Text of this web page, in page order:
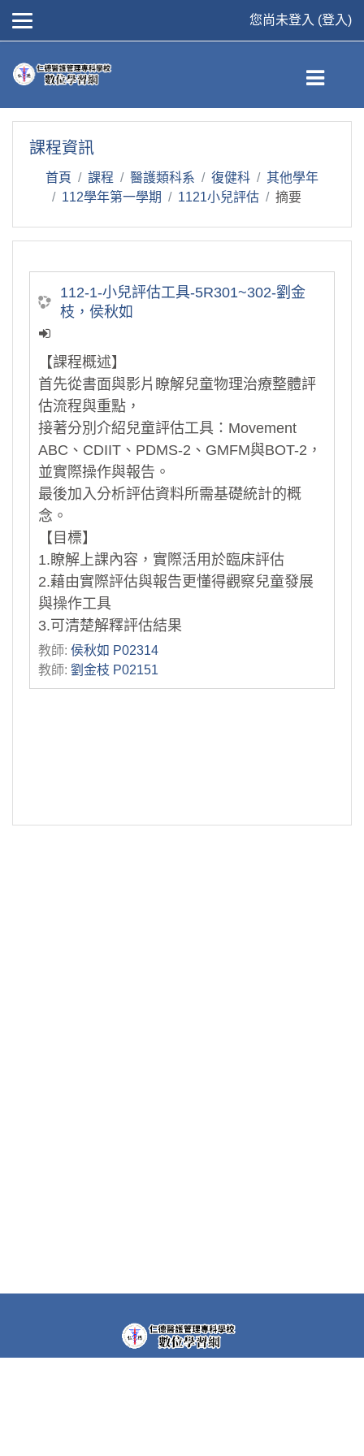
您尚未登入 (登入)
課程資訊
首頁 課程 醫護類科系 復健科
其他學年
112學年第一學期
1121小兒評估 摘要
112-1-小兒評估工具-5R301~302-劉金
枝，侯秋如
【課程概述】
首先從書面與影片瞭解兒童物理治療整體評
估流程與重點，
接著分別介紹兒童評估工具：Movement
ABC、CDIIT、PDMS-2、GMFM與BOT-2，
並實際操作與報告。
最後加入分析評估資料所需基礎統計的概
念。
【目標】
1.瞭解上課內容，實際活用於臨床評估
2.藉由實際評估與報告更懂得觀察兒童發展
與操作工具
3.可清楚解釋評估結果
教師: 侯秋如 P02314
教師: 劉金枝 P02151